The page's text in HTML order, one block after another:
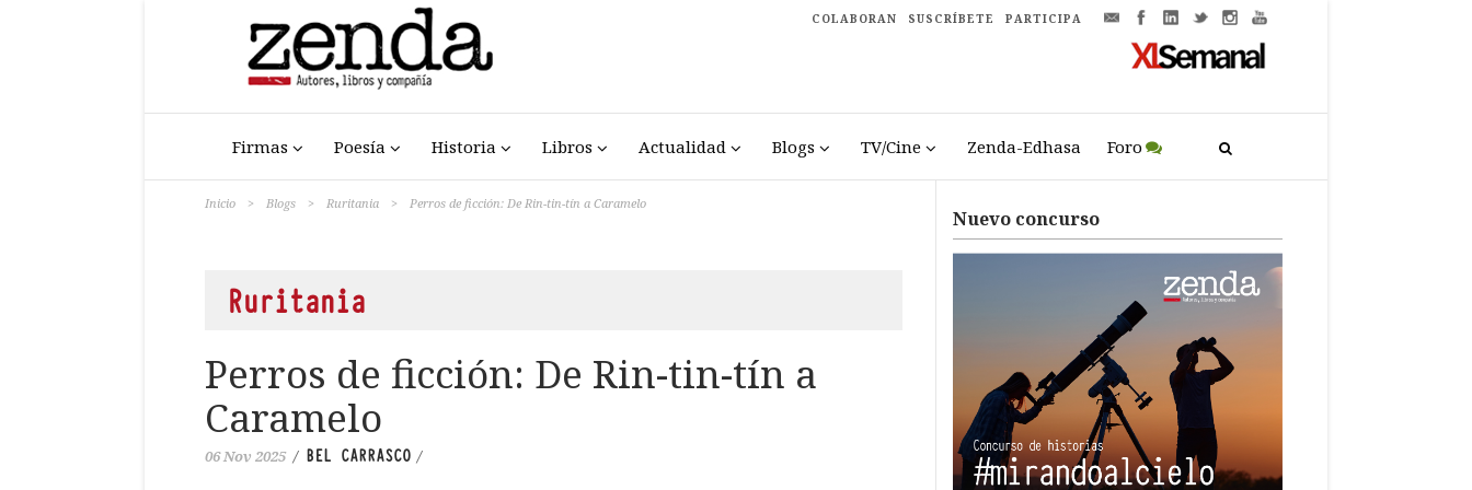
COLABORAN SUSCRÍBETE PARTICIPA
Firmas Poesía Historia Libros Actualidad Blogs TV/Cine Zenda-Edhasa Foro
Inicio > Blogs > Ruritania > Perros de ficción: De Rin-tin-tín a Caramelo
Ruritania
Perros de ficción: De Rin-tin-tín a
Caramelo
06 Nov 2025 / BEL CARRASCO /
Nuevo concurso